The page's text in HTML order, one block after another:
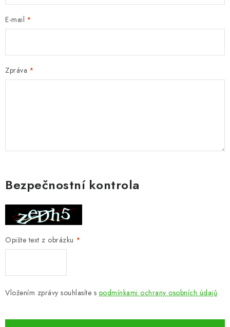
E-mail
Zpráva
Bezpečnostní kontrola
Opište text z obrázku
Vložením zprávy souhlasíte s podmínkami ochrany osobních údajů